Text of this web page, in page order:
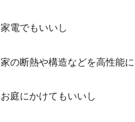
家電でもいいし
家の断熱や構造などを高性能
お庭にかけてもいいし